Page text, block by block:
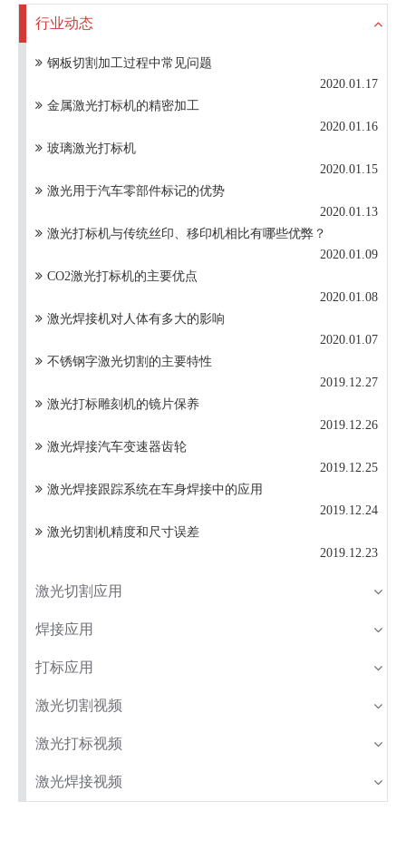
行业动态
钢板切割加工过程中常见问题
2020.01.17
金属激光打标机的精密加工
2020.01.16
玻璃激光打标机
2020.01.15
激光用于汽车零部件标记的优势
2020.01.13
激光打标机与传统丝印、移印机相比有哪些优弊？
2020.01.09
CO2激光打标机的主要优点
2020.01.08
激光焊接机对人体有多大的影响
2020.01.07
不锈钢字激光切割的主要特性
2019.12.27
激光打标雕刻机的镜片保养
2019.12.26
激光焊接汽车变速器齿轮
2019.12.25
激光焊接跟踪系统在车身焊接中的应用
2019.12.24
激光切割机精度和尺寸误差
2019.12.23
激光切割应用
焊接应用
打标应用
激光切割视频
激光打标视频
激光焊接视频